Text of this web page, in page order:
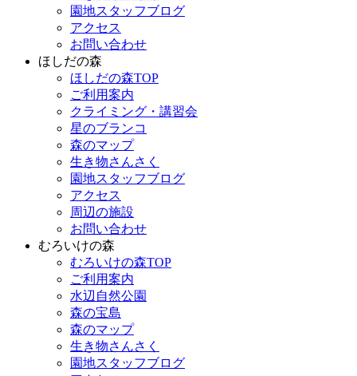
園地スタッフブログ
アクセス
お問い合わせ
ほしだの森
ほしだの森TOP
ご利用案内
クライミング・講習会
星のブランコ
森のマップ
生き物さんさく
園地スタッフブログ
アクセス
周辺の施設
お問い合わせ
むろいけの森
むろいけの森TOP
ご利用案内
水辺自然公園
森の宝島
森のマップ
生き物さんさく
園地スタッフブログ